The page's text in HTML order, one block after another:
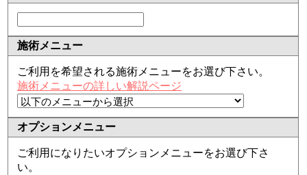
施術メニュー
ご利用を希望される施術メニューをお選び下さい。
施術メニューの詳しい解説ページ
オプションメニュー
ご利用になりたいオプションメニューをお選び下さ
い。